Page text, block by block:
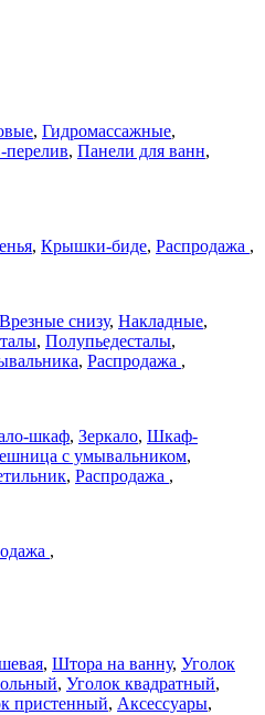
, Гидромассажные,
, Панели для ванн,
, Крышки-биде, Распродажа ,
Врезные снизу, Накладные,
, Полупьедесталы,
, Распродажа ,
шкаф, Зеркало, Шкаф-
с умывальником,
, Распродажа ,
,
, Штора на ванну, Уголок
, Уголок квадратный,
пристенный, Аксессуары,